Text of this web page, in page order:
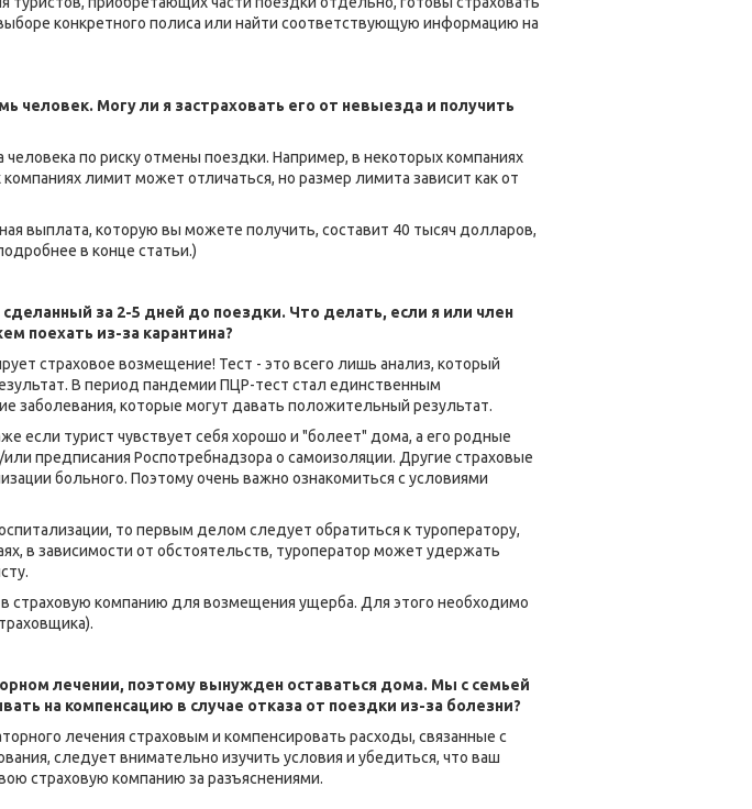
конкретного полиса или найти соответствующую информацию на
человек. Могу ли я застраховать его от невыезда и получить
по риску отмены поездки. Например, в некоторых компаниях
лимит может отличаться, но размер лимита зависит как от
выплата, которую вы можете получить, составит 40 тысяч долларов,
в конце статьи.)
за 2-5 дней до поездки. Что делать, если я или член
поехать из-за карантина?
страховое возмещение! Тест - это всего лишь анализ, который
В период пандемии ПЦР-тест стал единственным
заболевания, которые могут давать положительный результат.
если турист чувствует себя хорошо и "болеет" дома, а его родные
предписания Роспотребнадзора о самоизоляции. Другие страховые
больного. Поэтому очень важно ознакомиться с условиями
то первым делом следует обратиться к туроператору,
в зависимости от обстоятельств, туроператор может удержать
страховую компанию для возмещения ущерба. Для этого необходимо
лечении, поэтому вынужден оставаться дома. Мы с семьей
на компенсацию в случае отказа от поездки из-за болезни?
лечения страховым и компенсировать расходы, связанные с
следует внимательно изучить условия и убедиться, что ваш
страховую компанию за разъяснениями.